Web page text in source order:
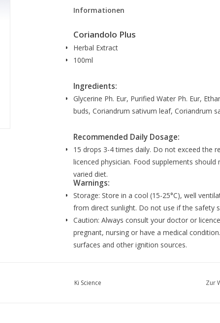
Informationen
Coriandolo Plus
Herbal Extract
100ml
Ingredients:
Glycerine Ph. Eur, Purified Water Ph. Eur,
buds, Coriandrum sativum leaf, Coriandrum
Recommended Daily Dosage:
15 drops 3-4 times daily. Do not exceed the
licenced physician. Food supplements
varied diet.
Warnings:
Storage: Store in a cool (15-25°C), well
from direct sunlight. Do not use if the safety
Caution: Always consult your doctor or
pregnant, nursing or have a medical
surfaces and other ignition sources.
Ki Science Zur